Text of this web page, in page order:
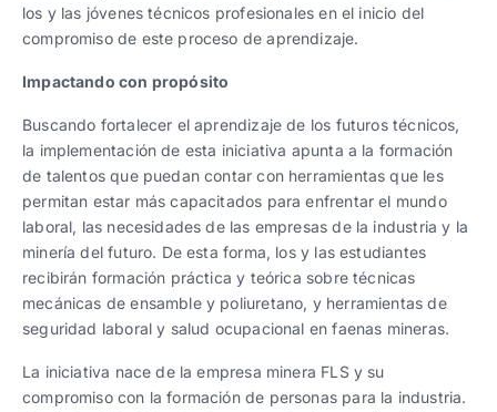
los y las jóvenes técnicos profesionales en el inicio del
compromiso de este proceso de aprendizaje.
Impactando con propósito
Buscando fortalecer el aprendizaje de los futuros técnicos,
la implementación de esta iniciativa apunta a la formación
de talentos que puedan contar con herramientas que les
permitan estar más capacitados para enfrentar el mundo
laboral, las necesidades de las empresas de la industria y la
minería del futuro. De esta forma, los y las estudiantes
recibirán formación práctica y teórica sobre técnicas
mecánicas de ensamble y poliuretano, y herramientas de
seguridad laboral y salud ocupacional en faenas mineras.
La iniciativa nace de la empresa minera FLS y su
compromiso con la formación de personas para la industria.